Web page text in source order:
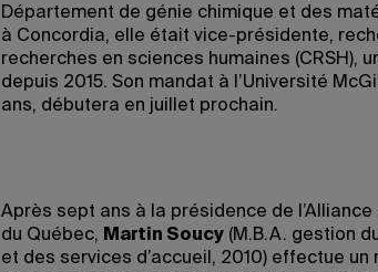
Département de génie chimique et des
à Concordia, elle était vice-présidente,
recherches en sciences humaines (CRSH),
depuis 2015. Son mandat à l’Université
ans, débutera en juillet prochain.
Après sept ans à la présidence de
du Québec, Martin Soucy (M.B.A. gestion
et des services d’accueil, 2010) effectue